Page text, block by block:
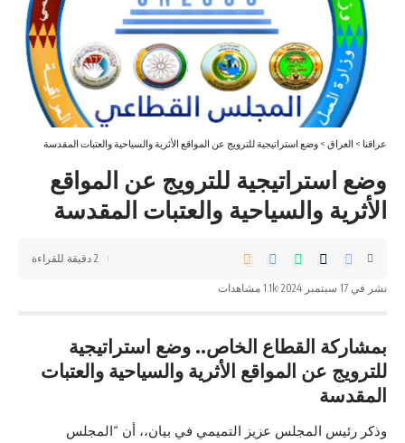
عراقنا > العراق > وضع استراتيجية للترويج عن المواقع الأثرية والسياحية والعتبات المقدسة
وضع استراتيجية للترويج عن المواقع
الأثرية والسياحية والعتبات المقدسة
نشر في 17 سبتمبر 2024 1.1k مشاهدات
2 دقيقة للقراءة
بمشاركة القطاع الخاص.. وضع استراتيجية
للترويج عن المواقع الأثرية والسياحية والعتبات
المقدسة
وذكر رئيس المجلس عزيز التميمي في بيان،، أن “المجلس